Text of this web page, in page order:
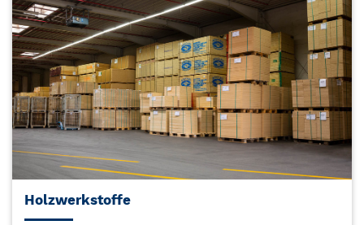
Holzwerkstoffe